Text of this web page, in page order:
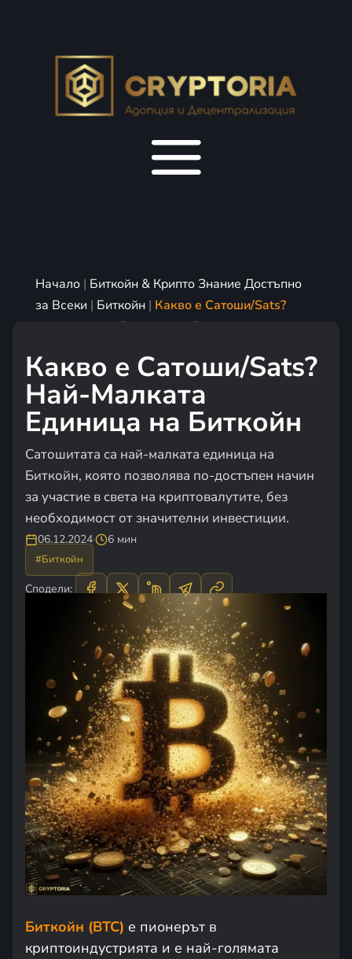
Начало| Биткойн & Крипто Знание Достъпно
за Всеки | Биткойн| Какво е Сатоши/Sats?
Най-Малката Единица на Биткойн
Какво е Сатоши/Sats?
Най-Малката
Единица на Биткойн
Сатошитата са най-малката единица на
Биткойн, която позволява по-достъпен начин
за участие в света на криптовалутите, без
необходимост от значителни инвестиции.
06.12.2024· 6 мин
#Биткойн
Сподели:
Биткойн (BTC) е пионерът в
криптоиндустрията и е най-голямата